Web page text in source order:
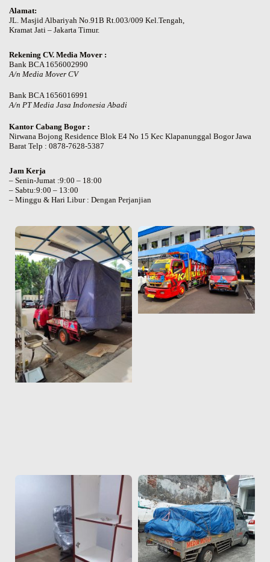
Alamat:
JL. Masjid Albariyah No.91B Rt.003/009 Kel.Tengah,
Kramat Jati – Jakarta Timur.
Rekening CV. Media Mover :
Bank BCA 1656002990
A/n Media Mover CV
Bank BCA 1656016991
A/n PT Media Jasa Indonesia Abadi
Kantor Cabang Bogor :
Nirwana Bojong Residence Blok E4 No 15 Kec Klapanunggal Bogor Jawa
Barat Telp : 0878-7628-5387
Jam Kerja
– Senin-Jumat :9:00 – 18:00
– Sabtu:9:00 – 13:00
– Minggu & Hari Libur : Dengan Perjanjian